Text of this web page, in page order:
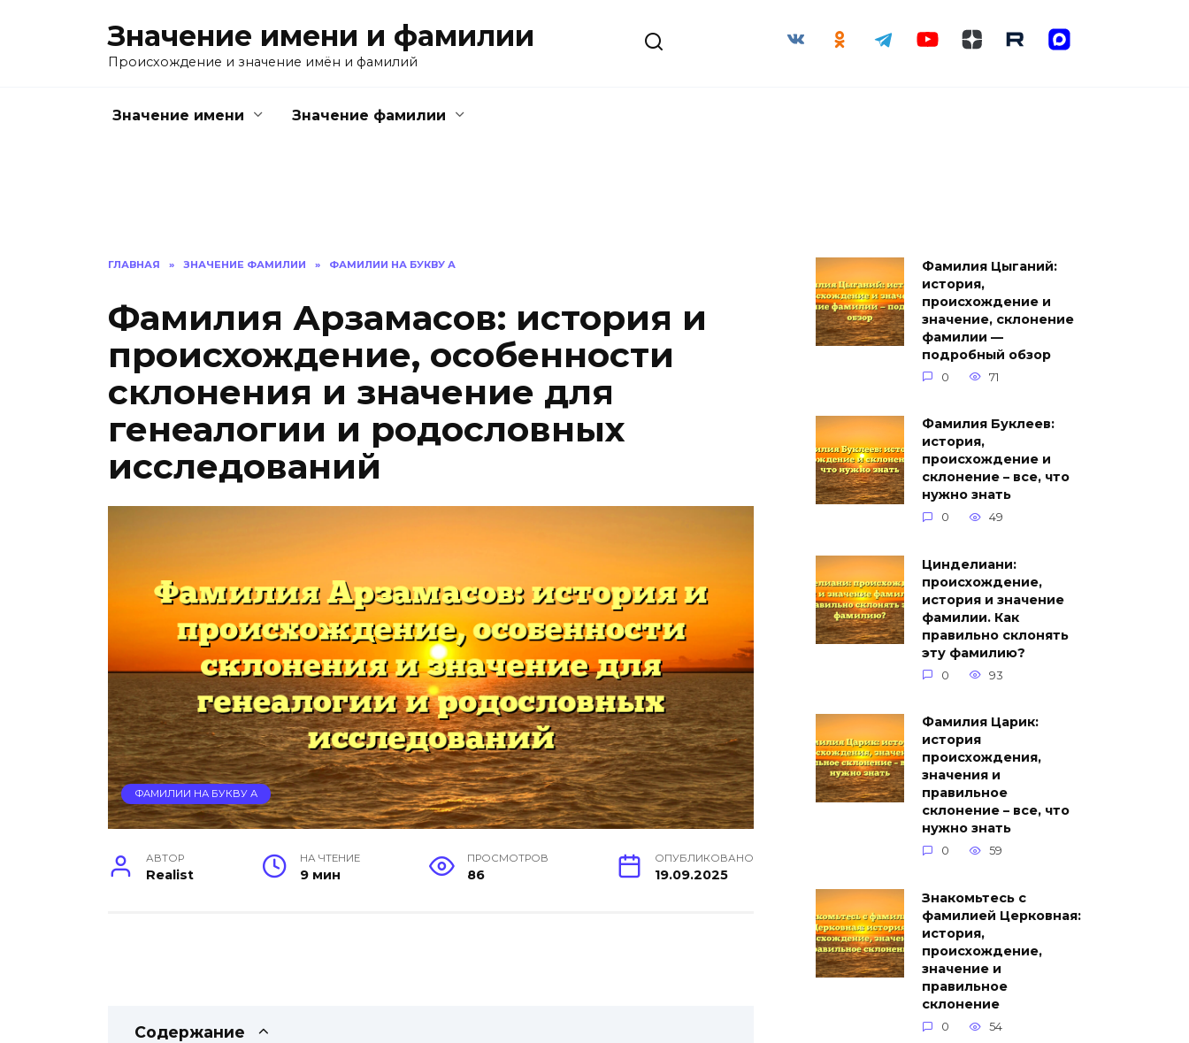
Значение имени и фамилии
Происхождение и значение имён и фамилий
Значение имени Значение фамилии
ГЛАВНАЯ » ЗНАЧЕНИЕ ФАМИЛИИ » ФАМИЛИИ НА БУКВУ А
Фамилия Арзамасов: история и
происхождение, особенности
склонения и значение для
генеалогии и родословных
исследований
ФАМИЛИИ НА БУКВУ А
АВТОР
Realist
НА ЧТЕНИЕ
9 мин
ПРОСМОТРОВ
86
ОПУБЛИКОВАНО
19.09.2025
Содержание
Фамилия Цыганий:
история,
происхождение и
значение, склонение
фамилии —
подробный обзор
0 71
Фамилия Буклеев:
история,
происхождение и
склонение – все, что
нужно знать
0 49
Цинделиани:
происхождение,
история и значение
фамилии. Как
правильно склонять
эту фамилию?
0 93
Фамилия Царик:
история
происхождения,
значения и
правильное
склонение – все, что
нужно знать
0 59
Знакомьтесь с
фамилией Церковная:
история,
происхождение,
значение и
правильное
склонение
0 54